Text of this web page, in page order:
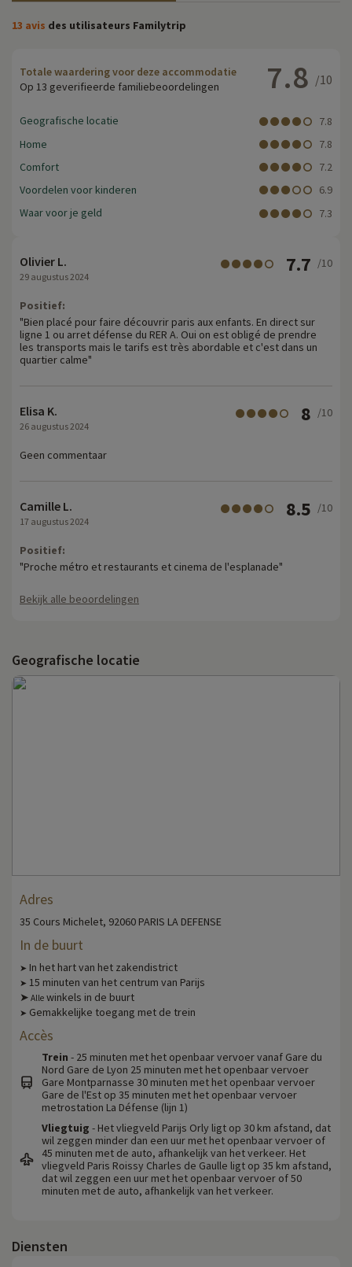
13 avis des utilisateurs Familytrip
Totale waardering voor deze accommodatie
Op 13 geverifieerde familiebeoordelingen
7.8 /10
Geografische locatie
7.8
Home
7.8
Comfort
7.2
Voordelen voor kinderen
6.9
Waar voor je geld
7.3
Olivier L.
29 augustus 2024
7.7 /10
Positief:
"Bien placé pour faire découvrir paris aux enfants. En direct sur
ligne 1 ou arret défense du RER A. Oui on est obligé de prendre
les transports mais le tarifs est très abordable et c'est dans un
quartier calme"
Elisa K.
26 augustus 2024
8 /10
Geen commentaar
Camille L.
17 augustus 2024
8.5 /10
Positief:
"Proche métro et restaurants et cinema de l'esplanade"
Bekijk alle beoordelingen
Geografische locatie
Adres
35 Cours Michelet, 92060 PARIS LA DEFENSE
In de buurt
➤ In het hart van het zakendistrict
➤ 15 minuten van het centrum van Parijs
➤ Alle winkels in de buurt
➤ Gemakkelijke toegang met de trein
Accès
Trein - 25 minuten met het openbaar vervoer vanaf Gare du
Nord Gare de Lyon 25 minuten met het openbaar vervoer
Gare Montparnasse 30 minuten met het openbaar vervoer
Gare de l'Est op 35 minuten met het openbaar vervoer
metrostation La Défense (lijn 1)
Vliegtuig - Het vliegveld Parijs Orly ligt op 30 km afstand, dat
wil zeggen minder dan een uur met het openbaar vervoer of
45 minuten met de auto, afhankelijk van het verkeer. Het
vliegveld Paris Roissy Charles de Gaulle ligt op 35 km afstand,
dat wil zeggen een uur met het openbaar vervoer of 50
minuten met de auto, afhankelijk van het verkeer.
Diensten